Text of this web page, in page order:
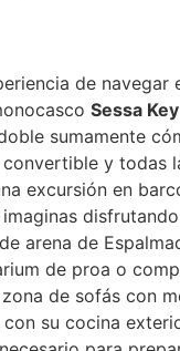
de navegar
Sessa
sumamente
y todas
excursión en
imaginas
arena de
de proa o
de sofás con
con su cocina